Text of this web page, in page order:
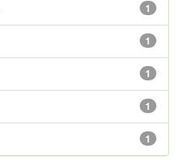
1
1
1
1
1